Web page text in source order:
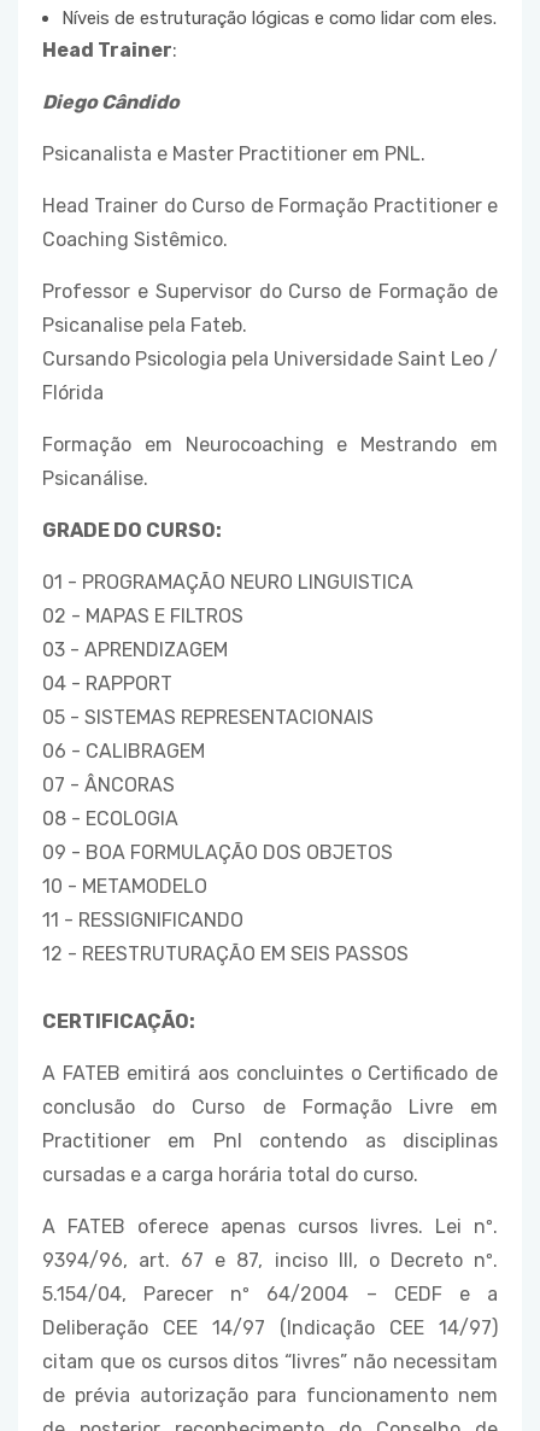
Níveis de estruturação lógicas e como lidar com eles.
Head Trainer:
Diego Cândido
Psicanalista e Master Practitioner em PNL.
Head Trainer do Curso de Formação Practitioner e
Coaching Sistêmico.
Professor e Supervisor do Curso de Formação de
Psicanalise pela Fateb.
Cursando Psicologia pela Universidade Saint Leo /
Flórida
Formação em Neurocoaching e Mestrando em
Psicanálise.
GRADE DO CURSO:
01 - PROGRAMAÇÃO NEURO LINGUISTICA
02 - MAPAS E FILTROS
03 - APRENDIZAGEM
04 - RAPPORT
05 - SISTEMAS REPRESENTACIONAIS
06 - CALIBRAGEM
07 - ÂNCORAS
08 - ECOLOGIA
09 - BOA FORMULAÇÃO DOS OBJETOS
10 - METAMODELO
11 - RESSIGNIFICANDO
12 - REESTRUTURAÇÃO EM SEIS PASSOS
CERTIFICAÇÃO:
A FATEB emitirá aos concluintes o Certificado de
conclusão do Curso de Formação Livre em
Practitioner em Pnl contendo as disciplinas
cursadas e a carga horária total do curso.
A FATEB oferece apenas cursos livres. Lei nº.
9394/96, art. 67 e 87, inciso III, o Decreto nº.
5.154/04, Parecer nº 64/2004 – CEDF e a
Deliberação CEE 14/97 (Indicação CEE 14/97)
citam que os cursos ditos “livres” não necessitam
de prévia autorização para funcionamento nem